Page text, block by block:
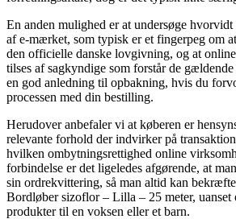
En anden mulighed er at undersøge
af e-mærket, som typisk er et fingerpeg om
den officielle danske lovgivning, og at
tilses af sagkyndige som forstår de
en god anledning til opbakning, hvis du
processen med din bestilling.
Herudover anbefaler vi at køberen er
relevante forhold der indvirker på
hvilken ombytningsrettighed online
forbindelse er det ligeledes afgørende, at
sin ordrekvittering, så man altid kan
Bordløber sizoflor – Lilla – 25 meter, uanset
produkter til en voksen eller et barn.